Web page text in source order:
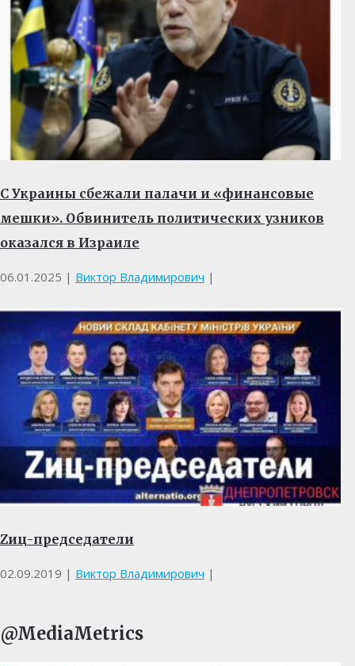
С Украины сбежали палачи и «финансовые
мешки». Обвинитель политических узников
оказался в Израиле
06.01.2025 | Виктор Владимирович |
Zиц-председатели
02.09.2019 | Виктор Владимирович |
@MediaMetrics